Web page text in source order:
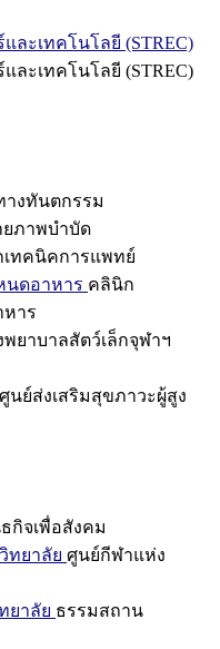
ละเทคโนโลยี (STREC)
ละเทคโนโลยี (STREC)
างทันตกรรม
ภาพบำบัด
ทคนิคการแพทย์
นดอาหาร คลินิก
าร
พยาบาลสัตว์เล็กจุฬาฯ
ศูนย์ส่งเสริมสุขภาวะผู้สูง
กิจเพื่อสังคม
ทยาลัย ศูนย์กีฬาแห่ง
ยาลัย ธรรมสถาน